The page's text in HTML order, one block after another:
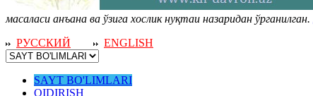
масаласи анъана ва ўзига хослик нуқтаи назаридан ўрганилган.
РУССКИЙ
ENGLISH
SAYT BO'LIMLARI
QIDIRISH